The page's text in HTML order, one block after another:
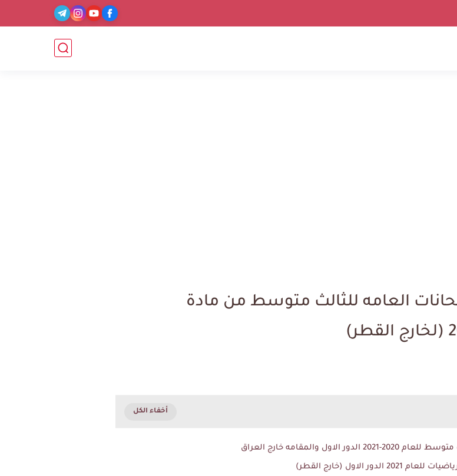
العامه للثالث متوسط من مادة
والمقامه خارج العراق
الاول (خارج القطر)